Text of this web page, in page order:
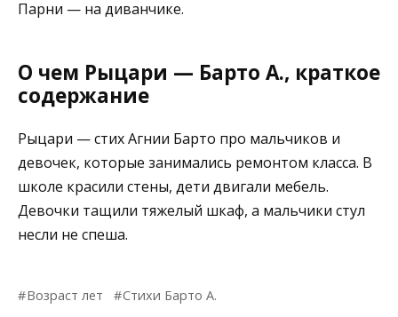
Парни — на диванчике.
О чем Рыцари — Барто А., краткое
содержание
Рыцари — стих Агнии Барто про мальчиков и
девочек, которые занимались ремонтом класса. В
школе красили стены, дети двигали мебель.
Девочки тащили тяжелый шкаф, а мальчики стул
несли не спеша.
Возраст лет Стихи Барто А.